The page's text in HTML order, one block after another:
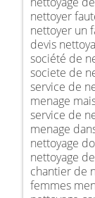
nettoyer
nettoyer un
devis
société de
societe de
service de
menage
service de
menage
nettoyage
nettoyage
chantier de
femmes